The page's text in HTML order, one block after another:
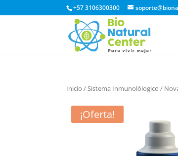
+57 3106300300
Inicio /Sistema Inmunolólogico /
¡Oferta!